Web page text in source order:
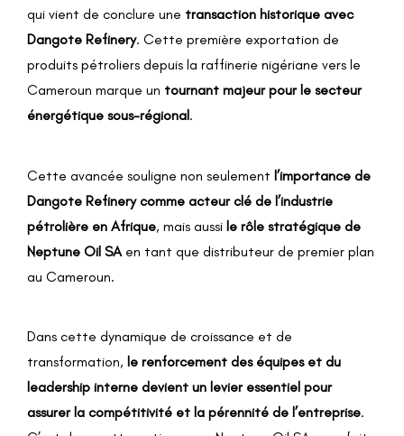
qui vient de conclure une transaction historique avec
Dangote Refinery. Cette première exportation de
produits pétroliers depuis la raffinerie nigériane vers le
Cameroun marque un tournant majeur pour le secteur
énergétique sous-régional .
Cette avancée souligne non seulement l’importance de
Dangote Refinery comme acteur clé de l’industrie
pétrolière en Afrique, mais aussi le rôle stratégique de
Neptune Oil SA en tant que distributeur de premier plan
au Cameroun.
Dans cette dynamique de croissance et de
transformation, le renforcement des équipes et du
leadership interne devient un levier essentiel pour
assurer la compétitivité et la pérennité de l’entreprise.